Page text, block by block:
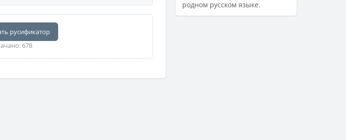
русификатор
678
родном русском языке.